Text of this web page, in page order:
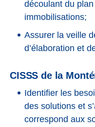
découlant du
immobilisations;
Assurer la veille
d’élaboration et
CISSS de la
Identifier les
des solutions et
correspond aux